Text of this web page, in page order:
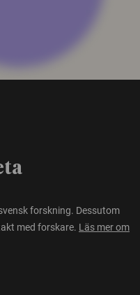
forskning. Dessutom
med forskare. Läs mer om